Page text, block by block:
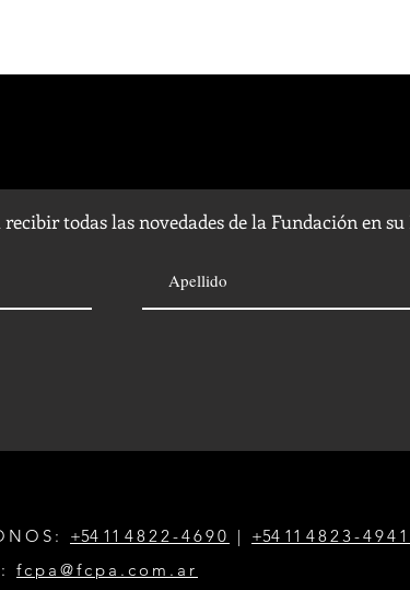
todas las novedades de la Fundación en
+54 11 4822-4690 | +54 1 1 4823-4941
fcpa@fcpa.com.ar